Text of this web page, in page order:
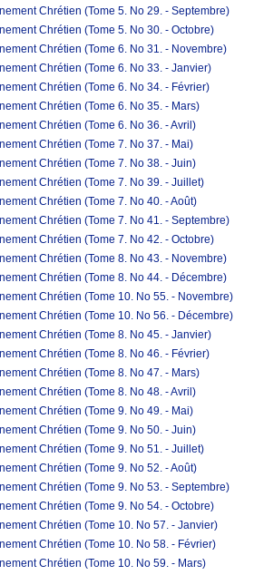
Chrétien (Tome 5. No 29. - Septembre)
Chrétien (Tome 5. No 30. - Octobre)
Chrétien (Tome 6. No 31. - Novembre)
Chrétien (Tome 6. No 33. - Janvier)
Chrétien (Tome 6. No 34. - Février)
Chrétien (Tome 6. No 35. - Mars)
Chrétien (Tome 6. No 36. - Avril)
Chrétien (Tome 7. No 37. - Mai)
Chrétien (Tome 7. No 38. - Juin)
Chrétien (Tome 7. No 39. - Juillet)
Chrétien (Tome 7. No 40. - Août)
Chrétien (Tome 7. No 41. - Septembre)
Chrétien (Tome 7. No 42. - Octobre)
Chrétien (Tome 8. No 43. - Novembre)
Chrétien (Tome 8. No 44. - Décembre)
Chrétien (Tome 10. No 55. - Novembre)
Chrétien (Tome 10. No 56. - Décembre)
Chrétien (Tome 8. No 45. - Janvier)
Chrétien (Tome 8. No 46. - Février)
Chrétien (Tome 8. No 47. - Mars)
Chrétien (Tome 8. No 48. - Avril)
Chrétien (Tome 9. No 49. - Mai)
Chrétien (Tome 9. No 50. - Juin)
Chrétien (Tome 9. No 51. - Juillet)
Chrétien (Tome 9. No 52. - Août)
Chrétien (Tome 9. No 53. - Septembre)
Chrétien (Tome 9. No 54. - Octobre)
Chrétien (Tome 10. No 57. - Janvier)
Chrétien (Tome 10. No 58. - Février)
Chrétien (Tome 10. No 59. - Mars)